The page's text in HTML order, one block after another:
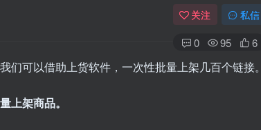
关注 私信
0 95 6
可以借助上货软件，一次性批量上架几百个链接。
上架商品。